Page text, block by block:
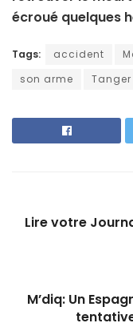
écroué quelques
Tags: accident
son arme
Tanger
Lire votre
M’diq: Un